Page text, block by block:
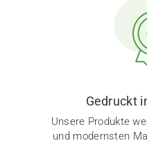
Gedruckt
Unsere Produkte
und modernsten